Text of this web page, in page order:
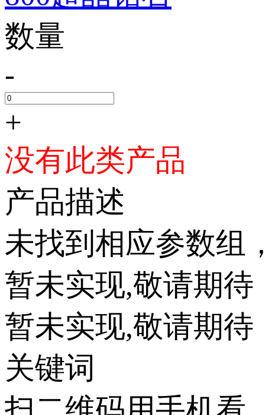
数量
-
+
没有此类产品
产品描述
未找到相应参数组
暂未实现,敬请期待
暂未实现,敬请期待
关键词